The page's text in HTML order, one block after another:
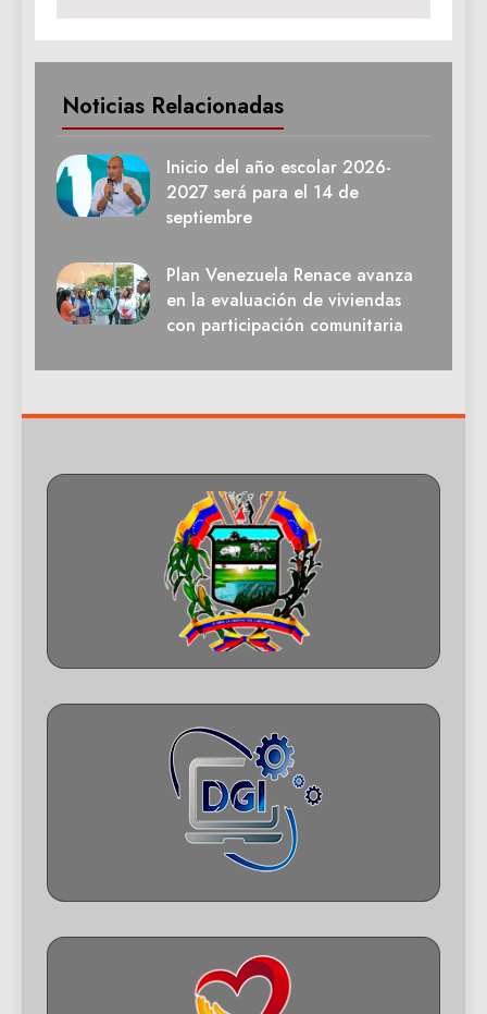
Noticias Relacionadas
Inicio del año escolar 2026-
2027 será para el 14 de
septiembre
Plan Venezuela Renace avanza
en la evaluación de viviendas
con participación comunitaria